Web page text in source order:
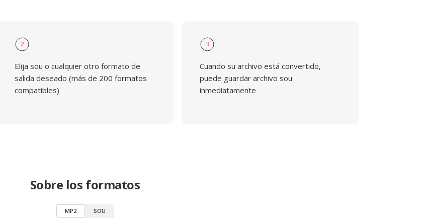
2
Elija sou o cualquier otro formato de
salida deseado (más de 200 formatos
compatibles)
3
Cuando su archivo está convertido,
puede guardar archivo sou
inmediatamente
Sobre los formatos
MP2 SOU